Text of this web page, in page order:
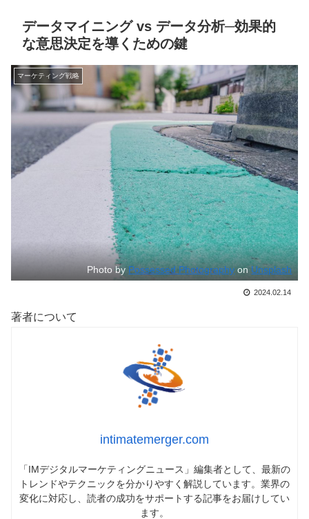
データマイニング vs データ分析─効果的
な意思決定を導くための鍵
マーケティング戦略
Photo by Possessed Photography on Unsplash
2024.02.14
著者について
intimatemerger.com
「IMデジタルマーケティングニュース」編集者として、最新の
トレンドやテクニックを分かりやすく解説しています。業界の
変化に対応し、読者の成功をサポートする記事をお届けしてい
ます。